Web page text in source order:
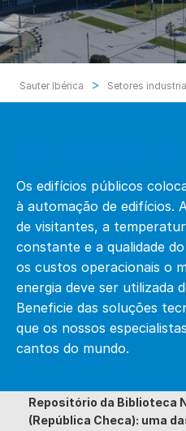
Sauter Ibérica > Setores
Os edifícios públicos
à automação de edifícios.
de visitantes, a
constante e a qualidade
os custos operacionais o
energia deve ser utilizada
Beneficie das soluções
que os nossos
cantos do mundo.
Repositório da Biblioteca
(República Checa): uma